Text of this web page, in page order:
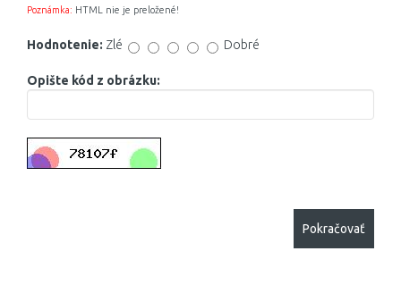
Poznámka: HTML nie je preložené!
Hodnotenie: Zlé Dobré
Opište kód z obrázku:
Pokračovať